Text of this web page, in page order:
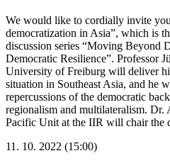
We would like to cordially invite
democratization in Asia”, which is
discussion series “Moving Beyond
Democratic Resilience”. Professor
University of Freiburg will deliver
situation in Southeast Asia, and he
repercussions of the democratic
regionalism and multilateralism.
Pacific Unit at the IIR will chair the
11. 10. 2022 (15:00)